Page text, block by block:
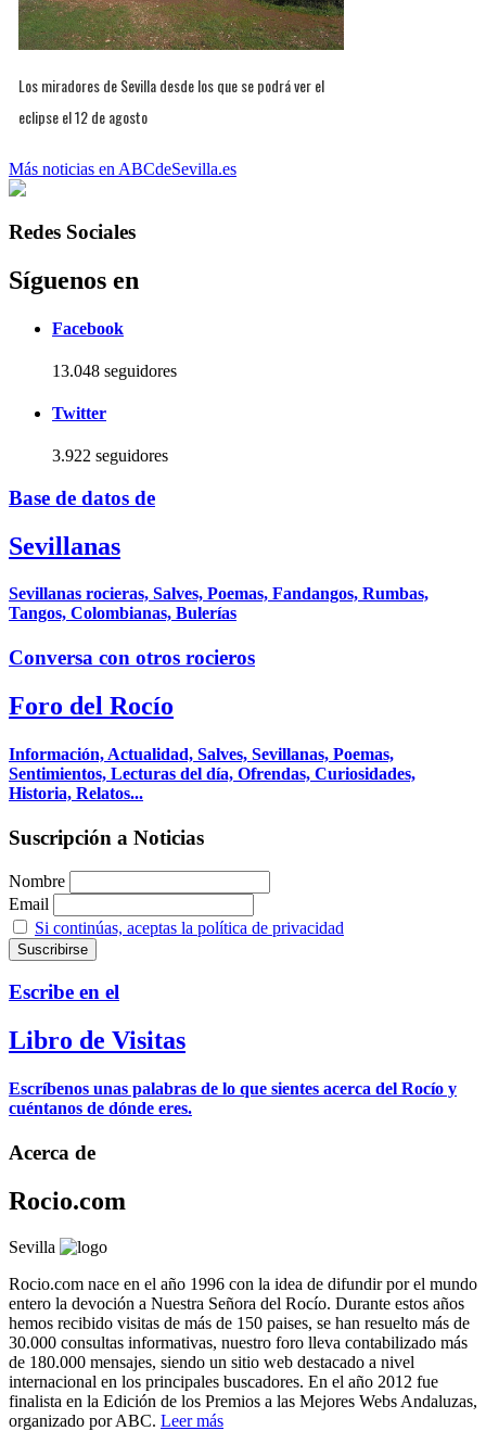
Los miradores de Sevilla desde los que se podrá ver el
eclipse el 12 de agosto
Más noticias en ABCdeSevilla.es
Redes Sociales
Síguenos en
Facebook
13.048 seguidores
Twitter
3.922 seguidores
Base de datos de
Sevillanas
Sevillanas rocieras, Salves, Poemas, Fandangos, Rumbas,
Tangos, Colombianas, Bulerías
Conversa con otros rocieros
Foro del Rocío
Información, Actualidad, Salves, Sevillanas, Poemas,
Sentimientos, Lecturas del día, Ofrendas, Curiosidades,
Historia, Relatos...
Suscripción a Noticias
Nombre
Email
Si continúas, aceptas la política de privacidad
Escribe en el
Libro de Visitas
Escríbenos unas palabras de lo que sientes acerca del Rocío y
cuéntanos de dónde eres.
Acerca de
Rocio.com
Sevilla
Rocio.com nace en el año 1996 con la idea de difundir por el mundo
entero la devoción a Nuestra Señora del Rocío. Durante estos años
hemos recibido visitas de más de 150 paises, se han resuelto más de
30.000 consultas informativas, nuestro foro lleva contabilizado más
de 180.000 mensajes, siendo un sitio web destacado a nivel
internacional en los principales buscadores. En el año 2012 fue
finalista en la Edición de los Premios a las Mejores Webs Andaluzas,
organizado por ABC. Leer más